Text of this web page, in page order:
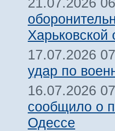
21.07.2026
Харьковской
17.07.2026
удар по
16.07.2026
сообщило о
Одессе